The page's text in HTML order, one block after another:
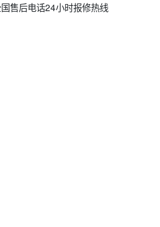
售后电话24小时报修热线